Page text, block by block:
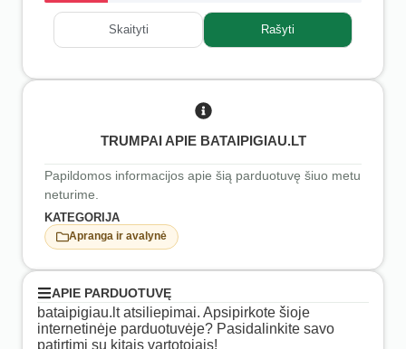
Skaityti Rašyti
TRUMPAI APIE BATAIPIGIAU.LT
Papildomos informacijos apie šią parduotuvę šiuo metu
neturime.
KATEGORIJA
Apranga ir avalynė
APIE PARDUOTUVĘ
bataipigiau.lt atsiliepimai. Apsipirkote šioje
internetinėje parduotuvėje? Pasidalinkite savo
patirtimi su kitais vartotojais!